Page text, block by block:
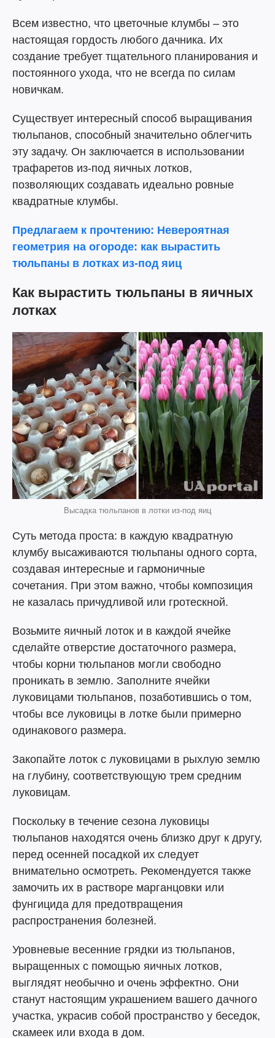
Всем известно, что цветочные клумбы – это
настоящая гордость любого дачника. Их
создание требует тщательного планирования и
постоянного ухода, что не всегда по силам
новичкам.
Существует интересный способ выращивания
тюльпанов, способный значительно облегчить
эту задачу. Он заключается в использовании
трафаретов из-под яичных лотков,
позволяющих создавать идеально ровные
квадратные клумбы.
Предлагаем к прочтению: Невероятная
геометрия на огороде: как вырастить
тюльпаны в лотках из-под яиц
Как вырастить тюльпаны в яичных
лотках
Высадка тюльпанов в лотки из-под яиц
Суть метода проста: в каждую квадратную
клумбу высаживаются тюльпаны одного сорта,
создавая интересные и гармоничные
сочетания. При этом важно, чтобы композиция
не казалась причудливой или гротескной.
Возьмите яичный лоток и в каждой ячейке
сделайте отверстие достаточного размера,
чтобы корни тюльпанов могли свободно
проникать в землю. Заполните ячейки
луковицами тюльпанов, позаботившись о том,
чтобы все луковицы в лотке были примерно
одинакового размера.
Закопайте лоток с луковицами в рыхлую землю
на глубину, соответствующую трем средним
луковицам.
Поскольку в течение сезона луковицы
тюльпанов находятся очень близко друг к другу,
перед осенней посадкой их следует
внимательно осмотреть. Рекомендуется также
замочить их в растворе марганцовки или
фунгицида для предотвращения
распространения болезней.
Уровневые весенние грядки из тюльпанов,
выращенных с помощью яичных лотков,
выглядят необычно и очень эффектно. Они
станут настоящим украшением вашего дачного
участка, украсив собой пространство у беседок,
скамеек или входа в дом.